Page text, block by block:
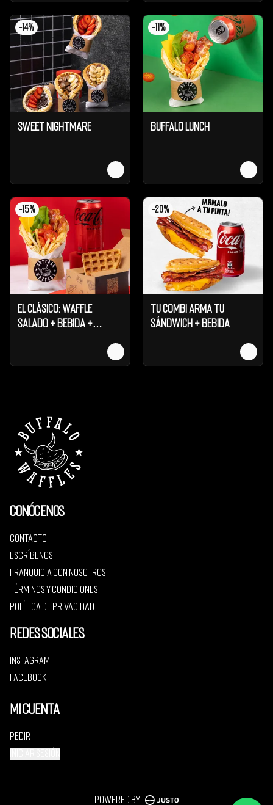
-14%
Sweet Nightmare
-11 %
Buffalo Lunch
-15%
El Clásico: Waffle
Salado + Bebida +
-20%
Tu Combi Arma tu
Sándwich + Bebida
Conócenos
Contacto
Escríbenos
Franquicia con nosotros
Términos y condiciones
Política de privacidad
Redes sociales
Instagram
Facebook
Mi cuenta
Pedir
Powered by